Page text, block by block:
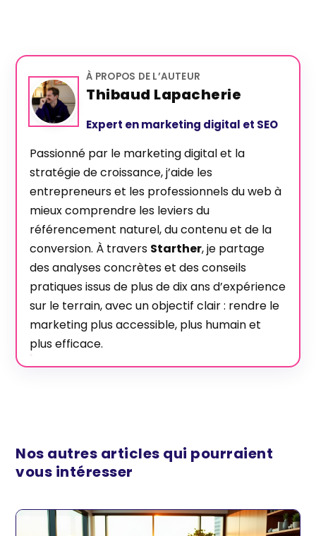
À PROPOS DE L’AUTEUR
Thibaud Lapacherie
Expert en marketing digital et SEO
Passionné par le marketing digital et la
stratégie de croissance, j’aide les
entrepreneurs et les professionnels du web à
mieux comprendre les leviers du
référencement naturel, du contenu et de la
conversion. À travers Starther, je partage
des analyses concrètes et des conseils
pratiques issus de plus de dix ans d’expérience
sur le terrain, avec un objectif clair : rendre le
marketing plus accessible, plus humain et
plus efficace.
Nos autres articles qui pourraient
vous intéresser